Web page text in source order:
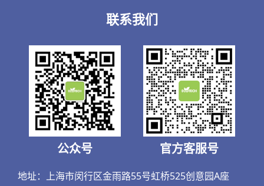
联系我们
公众号 官方客服号
地址：上海市闵行区金雨路55号虹桥525创意园A座